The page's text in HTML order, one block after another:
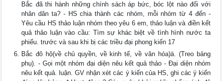
Bắc đã thi hành những chính sách áp bức, bóc lột nào đối với
nhân dân ta? - HS chia thành các nhóm, mỗi nhóm từ 4 đến -
Yêu cầu HS thảo luận nhóm theo yêu 6 em, thảo luận và điền kết
quả thảo luận vào cầu: Tìm sự khác biệt về tình hình nước ta
phiếu. trước và sau khi bị các triều đại phong kiến 17
Bắc đô hộ(về chủ quyền, về kinh tế, về văn hóa)ä. (Treo bảng
phụ). - Gọi một nhóm đại diện nêu kết quả thảo - Đại diện nhóm
nêu kết quả. luận. GV nhận xét các ý kiến của HS, ghi các ý kiến